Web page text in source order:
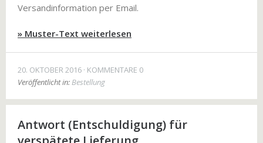
Versandinformation per Email.
» Muster-Text weiterlesen
20. OKTOBER 2016 KOMMENTARE 0
Veröffentlicht in:Bestellung
Antwort (Entschuldigung) für